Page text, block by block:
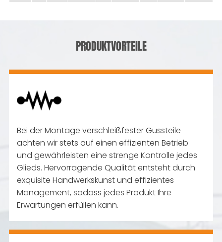
PRODUKTVORTEILE
Bei der Montage verschleißfester Gussteile
achten wir stets auf einen effizienten Betrieb
und gewährleisten eine strenge Kontrolle jedes
Glieds. Hervorragende Qualität entsteht durch
exquisite Handwerkskunst und effizientes
Management, sodass jedes Produkt Ihre
Erwartungen erfüllen kann.